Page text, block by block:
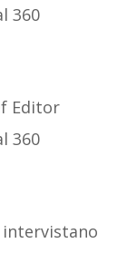
360
Editor
360
intervistano